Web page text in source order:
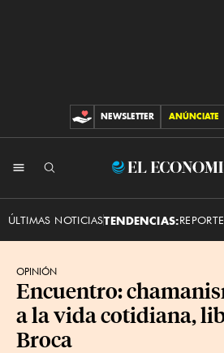
CONTRIBUCIONES
NEWSLETTER ANÚNCIATE
El
ÚLTIMAS NOTICIASTENDENCIAS:
OPINIÓN
Encuentro:
a la vida cotidiana,
Broca